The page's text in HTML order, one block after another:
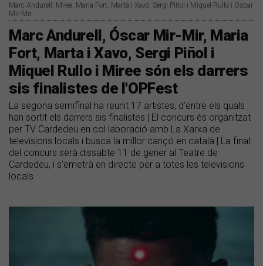
Marc Andurell, Miree, Maria Fort, Marta i Xavo, Sergi Piñol i Miquel Rullo i Oscar
Mir-Mir
Marc Andurell, Óscar Mir-Mir, Maria
Fort, Marta i Xavo, Sergi Piñol i
Miquel Rullo i Miree són els darrers
sis finalistes de l'OPFest
La segona semifinal ha reunit 17 artistes, d’entre els quals
han sortit els darrers sis finalistes | El concurs és organitzat
per TV Cardedeu en col·laboració amb La Xarxa de
televisions locals i busca la millor cançó en català | La final
del concurs serà dissabte 11 de gener al Teatre de
Cardedeu, i s'emetrà en directe per a totes les televisions
locals